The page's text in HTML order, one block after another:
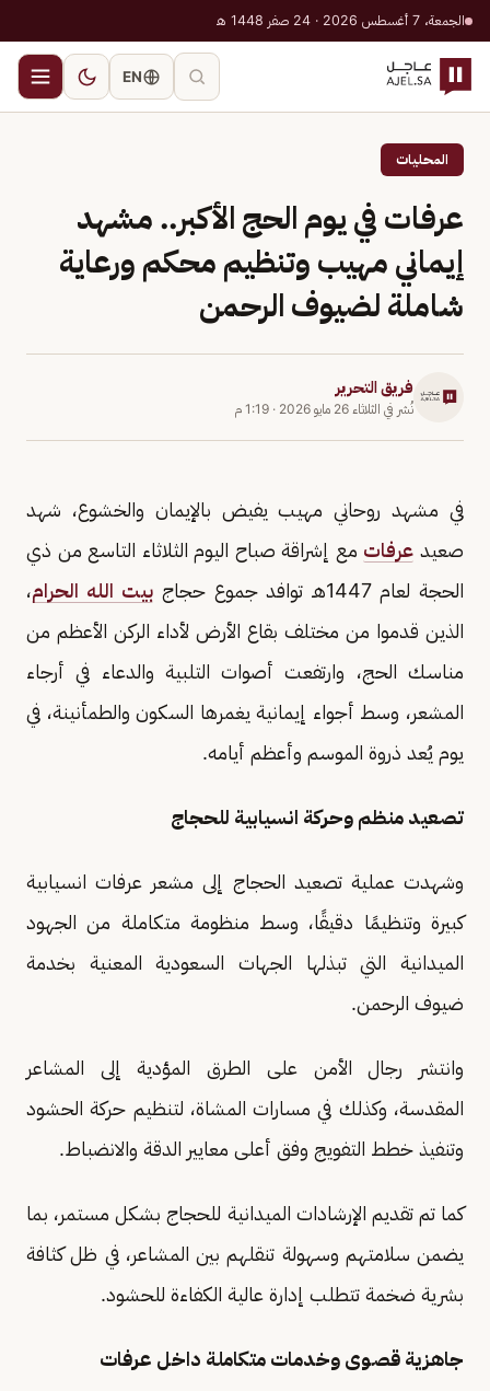
الجمعة، 7 أغسطس 2026 · 24 صفر 1448 هـ
EN
المحليات
عرفات في يوم الحج الأكبر.. مشهد
إيماني مهيب وتنظيم محكم ورعاية
شاملة لضيوف الرحمن
فريق التحرير
نُشر في الثلاثاء 26 مايو 2026 · 1:19 م
في مشهد روحاني مهيب يفيض بالإيمان والخشوع، شهد
صعيد عرفات مع إشراقة صباح اليوم الثلاثاء التاسع من ذي
الحجة لعام 1447هـ توافد جموع حجاج
بيت الله الحرام،
الذين قدموا من مختلف بقاع الأرض لأداء الركن الأعظم من
مناسك الحج، وارتفعت أصوات التلبية والدعاء في أرجاء
المشعر، وسط أجواء إيمانية يغمرها السكون والطمأنينة، في
يوم يُعد ذروة الموسم وأعظم أيامه.
تصعيد منظم وحركة انسيابية للحجاج
وشهدت عملية تصعيد الحجاج إلى مشعر عرفات انسيابية
كبيرة وتنظيمًا دقيقًا، وسط منظومة متكاملة من الجهود
الميدانية التي تبذلها الجهات السعودية المعنية بخدمة
ضيوف الرحمن.
وانتشر رجال الأمن على الطرق المؤدية إلى المشاعر
المقدسة، وكذلك في مسارات المشاة، لتنظيم حركة الحشود
وتنفيذ خطط التفويج وفق أعلى معايير الدقة والانضباط.
كما تم تقديم الإرشادات الميدانية للحجاج بشكل مستمر، بما
يضمن سلامتهم وسهولة تنقلهم بين المشاعر، في ظل كثافة
بشرية ضخمة تتطلب إدارة عالية الكفاءة للحشود.
جاهزية قصوى وخدمات متكاملة داخل عرفات